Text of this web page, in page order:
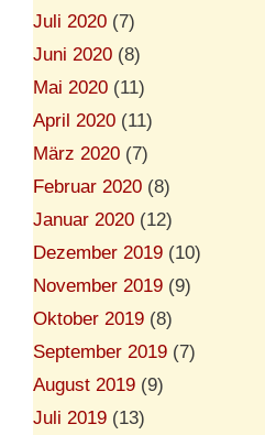
Juli 2020 (7)
Juni 2020 (8)
Mai 2020 (11)
April 2020 (11)
März 2020 (7)
Februar 2020 (8)
Januar 2020 (12)
Dezember 2019 (10)
November 2019 (9)
Oktober 2019 (8)
September 2019 (7)
August 2019 (9)
Juli 2019 (13)